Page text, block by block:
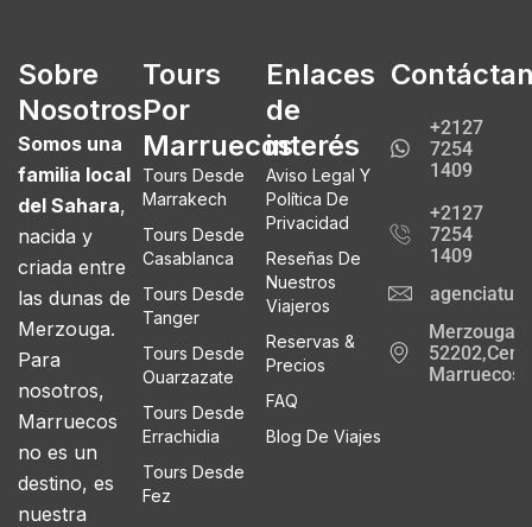
Sobre
Nosotros
Somos una
familia local
del Sahara,
nacida y
criada entre
las dunas de
Merzouga.
Para
nosotros,
Marruecos
no es un
destino, es
nuestra
Tours
Por
Marruecos
Tours Desde
Marrakech
Tours Desde
Casablanca
Tours Desde
Tanger
Tours Desde
Ouarzazate
Tours Desde
Errachidia
Tours Desde
Fez
Enlaces
de
interés
Aviso Legal Y
Política De
Privacidad
Reseñas De
Nuestros
Viajeros
Reservas &
Precios
FAQ
Blog De Viajes
+2127
7254
1409
+2127
7254
1409
Merzouga
Marruecos